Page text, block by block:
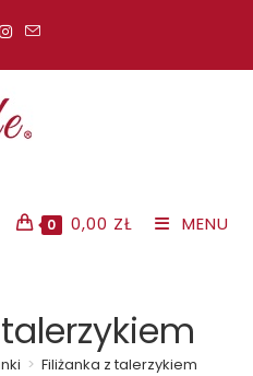
0 0,00 ZŁ MENU
> Filiżanka z talerzykiem